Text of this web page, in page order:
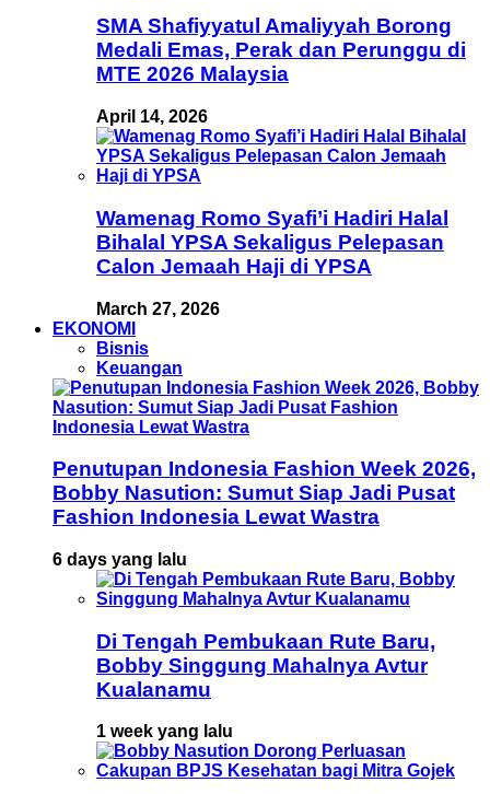
SMA Shafiyyatul Amaliyyah Borong
Medali Emas, Perak dan Perunggu di
MTE 2026 Malaysia
April 14, 2026
Wamenag Romo Syafi’i Hadiri Halal
Bihalal YPSA Sekaligus Pelepasan
Calon Jemaah Haji di YPSA
March 27, 2026
EKONOMI
Bisnis
Keuangan
Penutupan Indonesia Fashion Week 2026,
Bobby Nasution: Sumut Siap Jadi Pusat
Fashion Indonesia Lewat Wastra
6 days yang lalu
Di Tengah Pembukaan Rute Baru,
Bobby Singgung Mahalnya Avtur
Kualanamu
1 week yang lalu